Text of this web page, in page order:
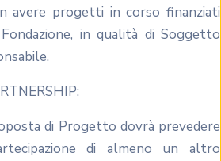
avere progetti in corso finanziati
in qualità di Soggetto
di Progetto dovrà prevedere
di almeno un altro